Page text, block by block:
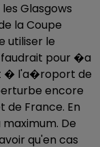
Glasgows
la Coupe
utiliser le
faudrait pour �a
� l'a�roport de
encore
France. En
De
qu'en cas